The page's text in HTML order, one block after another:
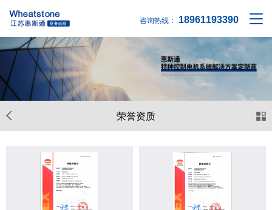
咨询热线： 18961193390
荣誉资质